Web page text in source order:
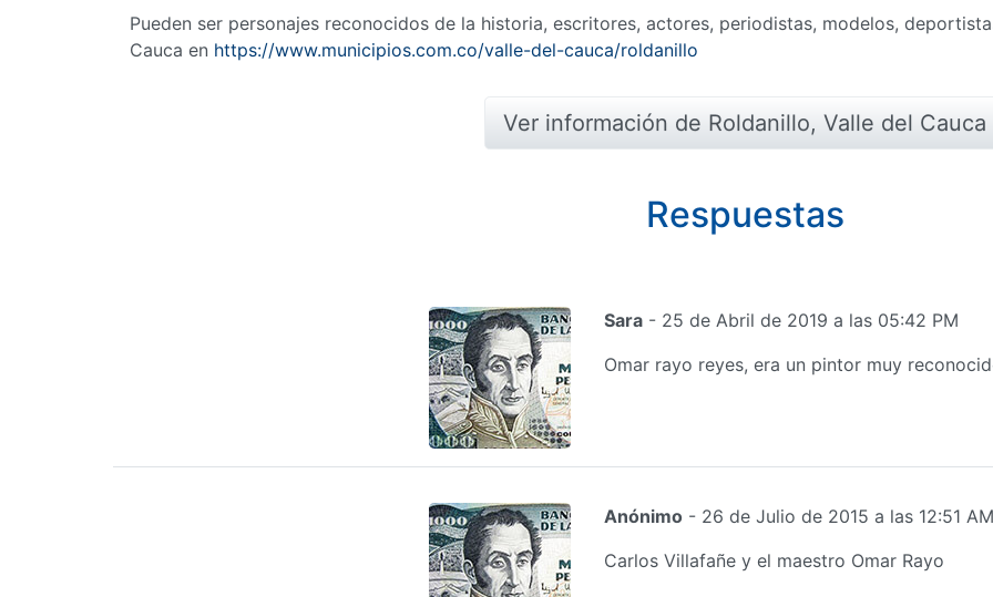
Pueden ser personajes reconocidos de la historia, escritores, actores, periodistas, modelos,
Cauca en https://www.municipios.com.co/valle-del-cauca/roldanillo
Ver información de Roldanillo, Valle del Cauca
Respuestas
Sara- 25 de Abril de 2019 a las 05:42 PM
Omar rayo reyes, era un pintor muy
Anónimo- 26 de Julio de 2015 a las 12:51 AM
Carlos Villafañe y el maestro Omar Rayo